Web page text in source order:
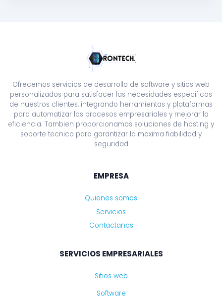
Ofrecemos servicios de desarrollo de software y sitios web
personalizados para satisfacer las necesidades especificas
de nuestros clientes, integrando herramientas y plataformas
para automatizar los procesos empresariales y mejorar la
eficiencia. Tambien proporcionamos soluciones de hosting y
soporte tecnico para garantizar la maxima fiabilidad y
seguridad
EMPRESA
Quienes somos
Servicios
Contactanos
SERVICIOS EMPRESARIALES
Sitios web
Software